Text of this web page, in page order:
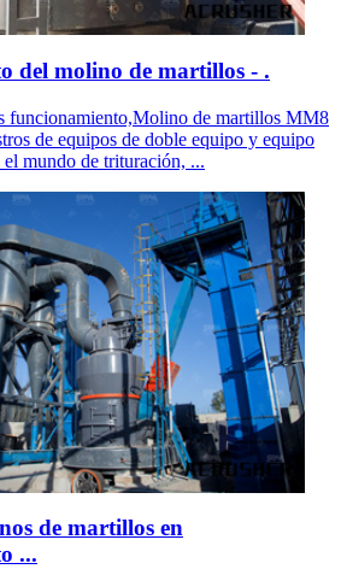
del molino de martillos - .
funcionamiento,Molino de martillos MM8
de equipos de doble equipo y equipo
mundo de trituración, ...
de martillos en
...